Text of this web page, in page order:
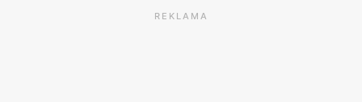
REKLAMA